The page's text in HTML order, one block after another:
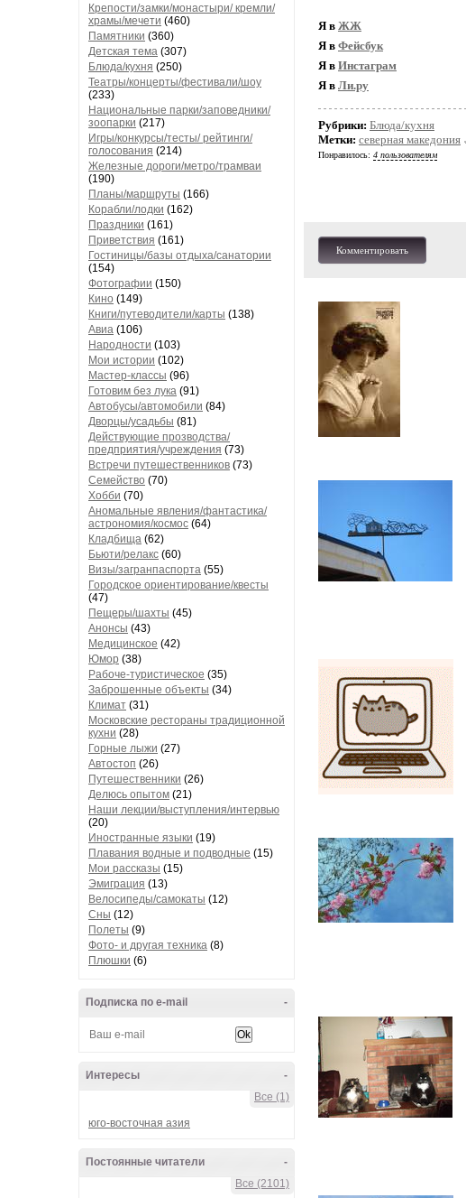
Крепости/замки/монастыри/ кремли/
храмы/мечети (460)
Памятники (360)
Детская тема (307)
Блюда/кухня (250)
Театры/концерты/фестивали/шоу
(233)
Национальные парки/заповедники/
зоопарки (217)
Игры/конкурсы/тесты/ рейтинги/
голосования (214)
Железные дороги/метро/трамваи
(190)
Планы/маршруты (166)
Корабли/лодки (162)
Праздники (161)
Приветствия (161)
Гостиницы/базы отдыха/санатории
(154)
Фотографии (150)
Кино (149)
Книги/путеводители/карты (138)
Авиа (106)
Народности (103)
Мои истории (102)
Мастер-классы (96)
Готовим без лука (91)
Автобусы/автомобили (84)
Дворцы/усадьбы (81)
Действующие прозводства/
предприятия/учреждения (73)
Встречи путешественников (73)
Семейство (70)
Хобби (70)
Аномальные явления/фантастика/
астрономия/космос (64)
Кладбища (62)
Бьюти/релакс (60)
Визы/загранпаспорта (55)
Городское ориентирование/квесты
(47)
Пещеры/шахты (45)
Анонсы (43)
Медицинское (42)
Юмор (38)
Рабоче-туристическое (35)
Заброшенные объекты (34)
Климат (31)
Московские рестораны традиционной
кухни (28)
Горные лыжи (27)
Автостоп (26)
Путешественники (26)
Делюсь опытом (21)
Наши лекции/выступления/интервью
(20)
Иностранные языки (19)
Плавания водные и подводные (15)
Мои рассказы (15)
Эмиграция (13)
Велосипеды/самокаты (12)
Сны (12)
Полеты (9)
Фото- и другая техника (8)
Плюшки (6)
-
Подписка по e-mail
-
Интересы
Все (1)
юго-восточная азия
-
Постоянные читатели
Все (2101)
Я в ЖЖ
Я в Фейсбук
Я в Инстаграм
Я в Ли.ру
Рубрики: Блюда/кухня
Метки: северная македония
Понравилось: 4 пользователям
Комментировать